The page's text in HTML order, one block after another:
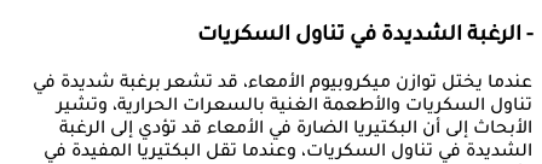
- الرغبة الشديدة في تناول السكريات
عندما يختل توازن ميكروبيوم الأمعاء، قد تشعر برغبة شديدة في
تناول السكريات والأطعمة الغنية بالسعرات الحرارية، وتشير
الأبحاث إلى أن البكتيريا الضارة في الأمعاء قد تؤدي إلى الرغبة
الشديدة في تناول السكريات، وعندما تقل البكتيريا المفيدة في